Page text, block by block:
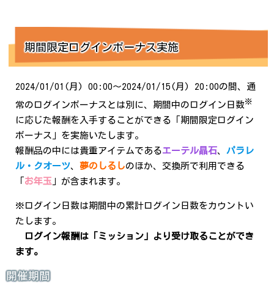
期間限定ログインボーナス実施
2024/01/01(月) 00:00～2024/01/15(月) 20:00の間、通
常のログインボーナスとは別に、期間中のログイン日数※
に応じた報酬を入手することができる「期間限定ログイン
ボーナス」を実施いたします。
報酬品の中には貴重アイテムであるエーテル晶石、 パラレ
ル・クオーツ、 夢のしるしのほか、交換所で利用できる
お年玉 」が含まれます。
※ログイン日数は期間中の累計ログイン日数をカウントい
たします。
ログイン報酬は「ミッション」より受け取ることができ
ます。
開催期間